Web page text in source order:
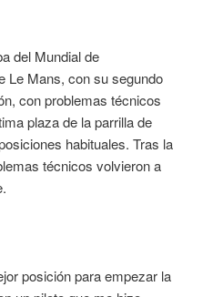
del Mundial de
Le Mans, con su segundo
con problemas técnicos
plaza de la parrilla de
habituales. Tras la
técnicos volvieron a
posición para empezar la